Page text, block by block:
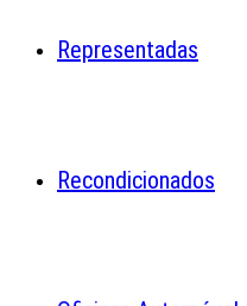
Representadas
Recondicionados